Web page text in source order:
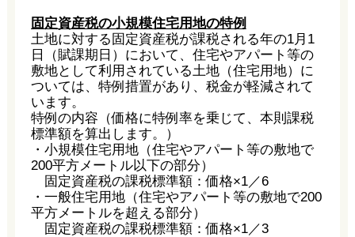
固定資産税の小規模住宅用地の特例
土地に対する固定資産税が課税される年の1月1
日（賦課期日）において、住宅やアパート等の
敷地として利用されている土地（住宅用地）に
ついては、特例措置があり、税金が軽減されて
います。
特例の内容（価格に特例率を乗じて、本則課税
標準額を算出します。）
・小規模住宅用地（住宅やアパート等の敷地で
200平方メートル以下の部分）
固定資産税の課税標準額：価格×1／6
・一般住宅用地（住宅やアパート等の敷地で200
平方メートルを超える部分）
固定資産税の課税標準額：価格×1／3